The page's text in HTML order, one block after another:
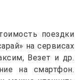
поездки
на сервисах
Везет и др.
на смартфон.